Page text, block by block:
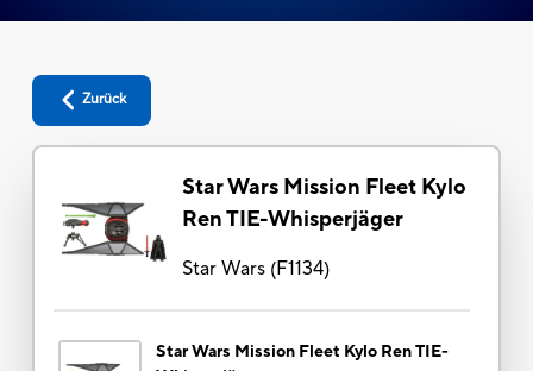
Zurück
Star Wars Mission Fleet Kylo
Ren TIE-Whisperjäger
Star Wars(F1134)
Star Wars Mission Fleet Kylo Ren TIE-